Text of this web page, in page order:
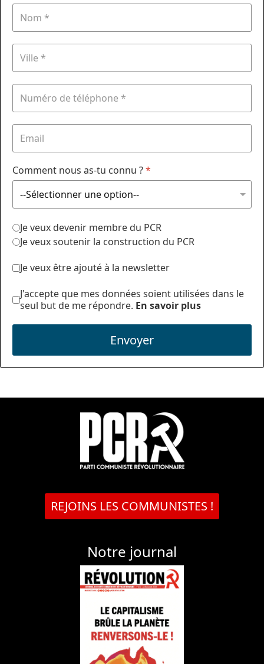
Comment nous as-tu connu ?*
Je veux devenir membre du PCR
Je veux soutenir la construction du PCR
Je veux être ajouté à la newsletter
J'accepte que mes données soient utilisées dans le
seul but de me répondre. En savoir plus
Envoyer
REJOINS LES COMMUNISTES !
Notre journal